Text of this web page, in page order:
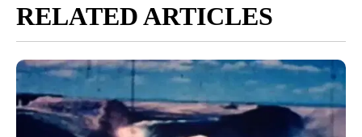
RELATED ARTICLES